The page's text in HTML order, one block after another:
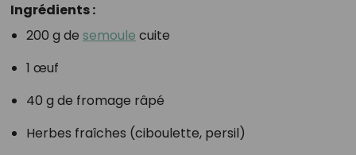
Ingrédients :
200 g de semoule cuite
1 œuf
40 g de fromage râpé
Herbes fraîches (ciboulette, persil)